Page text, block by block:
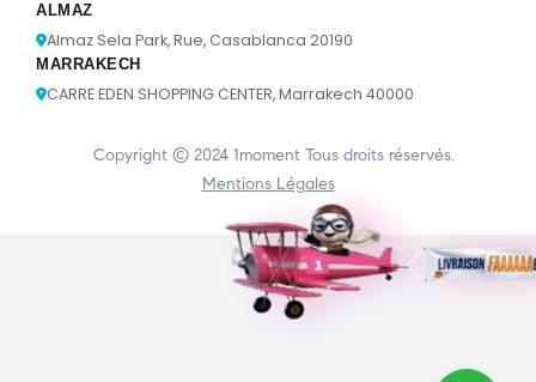
ALMAZ
Almaz Sela Park, Rue, Casablanca 20190
MARRAKECH
CARRE EDEN SHOPPING CENTER, Marrakech 40000
Copyright © 2024 1moment Tous droits réservés.
Mentions Légales